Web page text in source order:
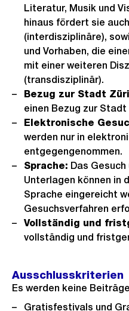
Literatur, Musik und
hinaus fördert sie
(interdisziplinäre),
und Vorhaben, die
mit einer weiteren
(transdisziplinär).
Bezug zur Stadt
einen Bezug zur Stadt
Elektronische
werden nur in
entgegengenommen.
Sprache: Das
Unterlagen können in
Sprache eingereicht
Gesuchsverfahren
Vollständig und
vollständig und
Ausschlusskriterien
Es werden keine
Gratisfestivals und